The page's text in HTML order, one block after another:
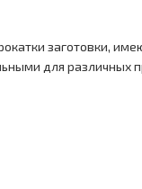
заготовки,
для